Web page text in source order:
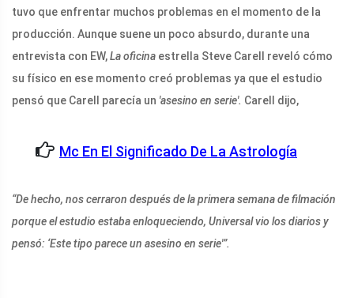
tuvo que enfrentar muchos problemas en el momento de la
producción. Aunque suene un poco absurdo, durante una
entrevista con EW,La oficina estrella Steve Carell reveló cómo
su físico en ese momento creó problemas ya que el estudio
pensó que Carell parecía un 'asesino en serie'. Carell dijo,
Mc En El Significado De La Astrología
“De hecho, nos cerraron después de la primera semana de filmación
porque el estudio estaba enloqueciendo, Universal vio los diarios y
pensó: ‘Este tipo parece un asesino en serie'”.